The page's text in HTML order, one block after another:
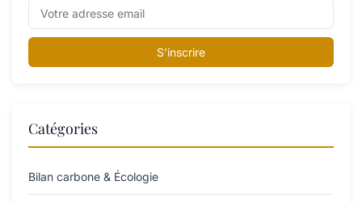
S'inscrire
Catégories
Bilan carbone & Écologie